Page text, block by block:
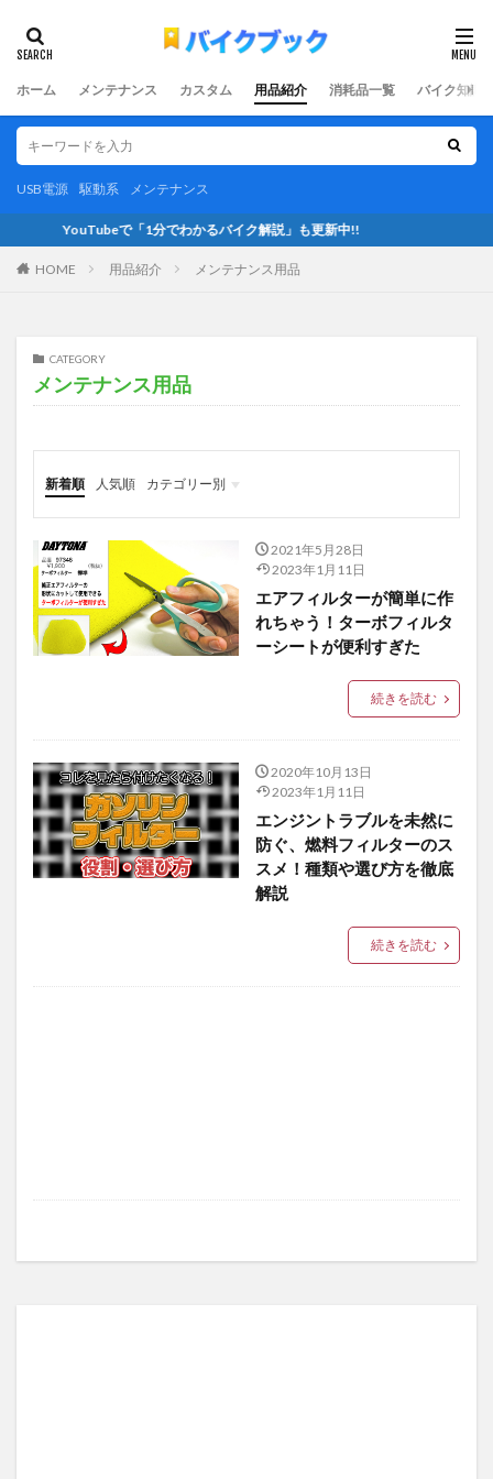
ホーム メンテナンス カスタム 用品紹介 消耗品一覧 バイク知識
USB電源 駆動系 メンテナンス
YouTubeで「1分でわかるバイク解説」も更新中!!
HOME 用品紹介 メンテナンス用品
CATEGORY
メンテナンス用品
新着順 人気順
カテゴリー別
メンテナンス
カスタム
用品紹介
バイク知識
適合確認
2021年5月28日
2023年1月11日
エアフィルターが簡単に作
れちゃう！ターボフィルタ
ーシートが便利すぎた
続きを読む
2020年10月13日
2023年1月11日
エンジントラブルを未然に
防ぐ、燃料フィルターのス
スメ！種類や選び方を徹底
解説
続きを読む